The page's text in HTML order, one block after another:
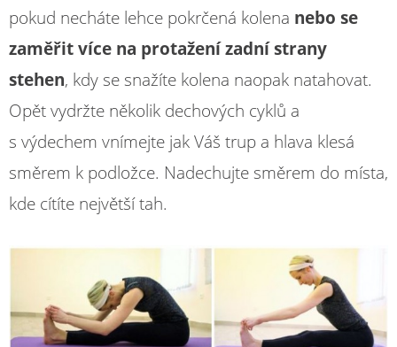
pokud necháte lehce pokrčená kolena nebo se
zaměřit více na protažení zadní strany
stehen, kdy se snažíte kolena naopak natahovat.
Opět vydržte několik dechových cyklů a
s výdechem vnímejte jak Váš trup a hlava klesá
směrem k podložce. Nadechujte směrem do místa,
kde cítíte největší tah.